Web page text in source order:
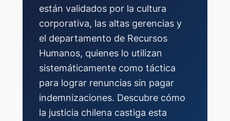
están validados por la cultura
corporativa, las altas gerencias y
el departamento de Recursos
Humanos, quienes lo utilizan
sistemáticamente como táctica
para lograr renuncias sin pagar
indemnizaciones. Descubre cómo
la justicia chilena castiga esta